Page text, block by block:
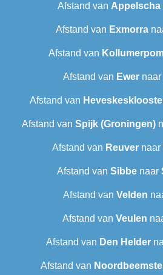
Afstand van Appelscha
Afstand van Exmorra
Afstand van
Afstand van Ewer naar
Afstand van
Afstand van Spijk (Groningen)
Afstand van Reuvernaar
Afstand van Sibbe naar
Afstand van Velden
Afstand van Veulen
Afstand van Den Helder
Afstand van